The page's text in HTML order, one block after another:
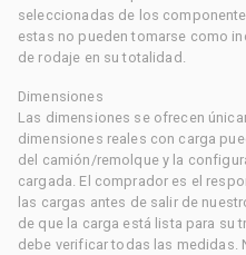
seleccionadas de los
estas no pueden tomarse como
de rodaje en su totalidad.
Dimensiones
Las dimensiones se ofrecen
dimensiones reales con carga
del camión/remolque y la
cargada. El comprador es el
las cargas antes de salir de
de que la carga está lista para su
debe verificar todas las medidas.